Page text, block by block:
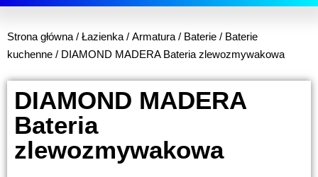
Strona główna / Łazienka / Armatura / Baterie / Baterie
kuchenne / DIAMOND MADERA Bateria zlewozmywakowa
DIAMOND MADERA
Bateria
zlewozmywakowa